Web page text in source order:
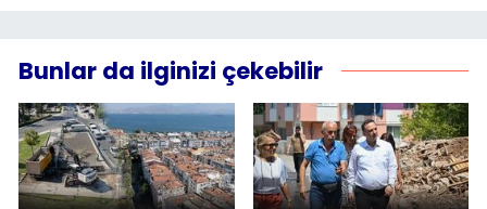
Bunlar da ilginizi çekebilir